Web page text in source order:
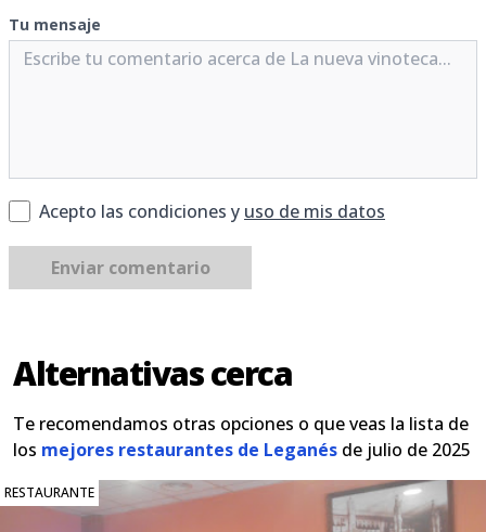
Tu mensaje
Acepto las condiciones y uso de mis datos
Enviar comentario
Alternativas cerca
Te recomendamos otras opciones o que veas la lista de
los mejores restaurantes de Leganés de julio de 2025
RESTAURANTE